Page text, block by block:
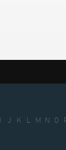
J K L M N O